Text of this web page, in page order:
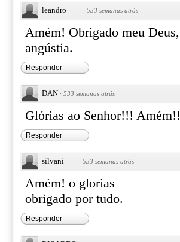
leandro · 533 semanas atrás
Amém! Obrigado meu
angústia.
Responder
DAN · 533 semanas atrás
Glórias ao Senhor!!!
Responder
silvani · 533 semanas atrás
Amém! o glorias
obrigado por tudo.
Responder